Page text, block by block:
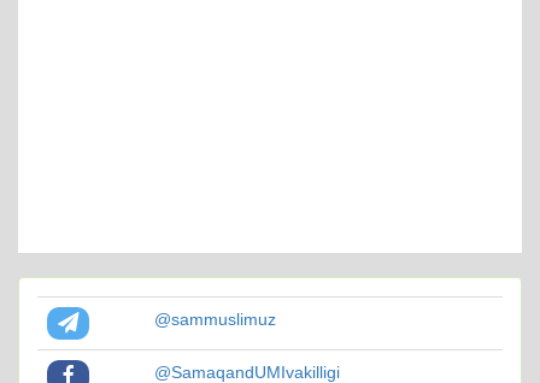
@sammuslimuz
@SamaqandUMIvakilligi